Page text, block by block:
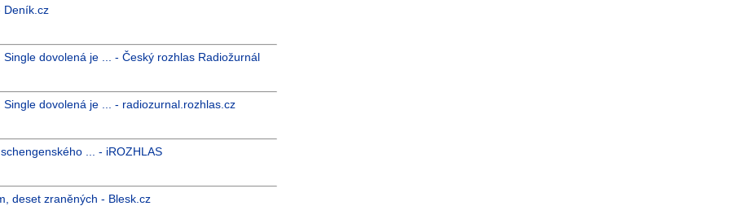
Deník.cz
dovolená je ... - Český rozhlas Radiožurnál
dovolená je ... - radiozurnal.rozhlas.cz
... - iROZHLAS
deset zraněných - Blesk.cz